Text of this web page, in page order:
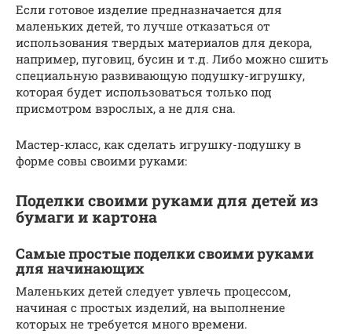
Если готовое изделие предназначается для
маленьких детей, то лучше отказаться от
использования твердых материалов для декора,
например, пуговиц, бусин и т.д. Либо можно сшить
специальную развивающую подушку-игрушку,
которая будет использоваться только под
присмотром взрослых, а не для сна.
Мастер-класс, как сделать игрушку-подушку в
форме совы своими руками:
Поделки своими руками для детей из
бумаги и картона
Самые простые поделки своими руками
для начинающих
Маленьких детей следует увлечь процессом,
начиная с простых изделий, на выполнение
которых не требуется много времени.